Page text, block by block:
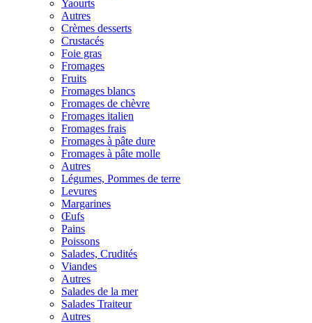
Yaourts
Autres
Crèmes desserts
Crustacés
Foie gras
Fromages
Fruits
Fromages blancs
Fromages de chèvre
Fromages italien
Fromages frais
Fromages à pâte dure
Fromages à pâte molle
Autres
Légumes, Pommes de terre
Levures
Margarines
Œufs
Pains
Poissons
Salades, Crudités
Viandes
Autres
Salades de la mer
Salades Traiteur
Autres